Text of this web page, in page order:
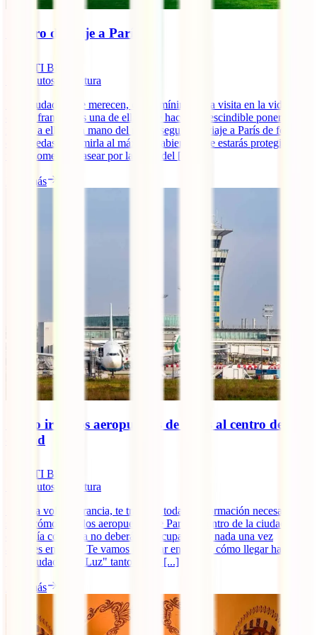
Seguro de viaje a París
IATI Blog
minutos de lectura
Hay ciudades que merecen, como mínimo, una visita en la vida. La
capital francesa es una de ellas y se hace imprescindible poner
rumbo a ella de la mano del mejor seguro de viaje a París de forma
que puedas exprimirla al máximo sabiendo que estarás protegido en
todo momento. Pasear por la orilla del [...]
Leer más
Cómo ir de los aeropuertos de París al centro de la
ciudad
IATI Blog
minutos de lectura
Si vas a volar a Francia, te traemos toda la información necesaria
sobre cómo ir de los aeropuertos de París al centro de la ciudad. Con
esta guía completa no deberás preocuparte por nada una vez
aterrices en París. Te vamos a contar en detalle cómo llegar hasta
"La Ciudad de la Luz" tanto desde [...]
Leer más